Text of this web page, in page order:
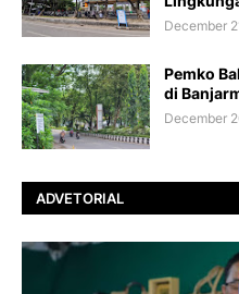
December
Pemko
di
December
ADVETORIAL